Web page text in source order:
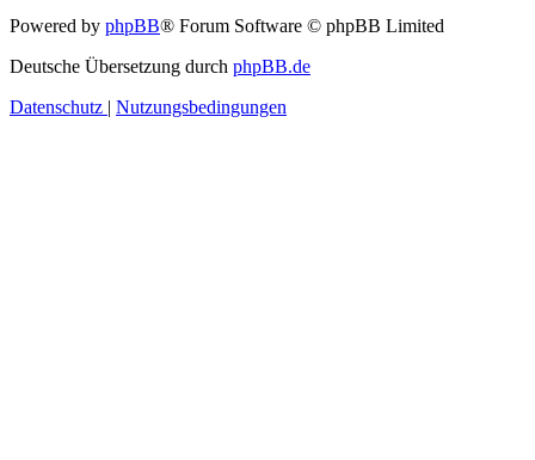
Powered by phpBB® Forum Software © phpBB Limited
Deutsche Übersetzung durch phpBB.de
Datenschutz | Nutzungsbedingungen